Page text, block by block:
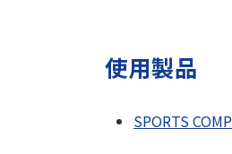
使用製品
SPORTS